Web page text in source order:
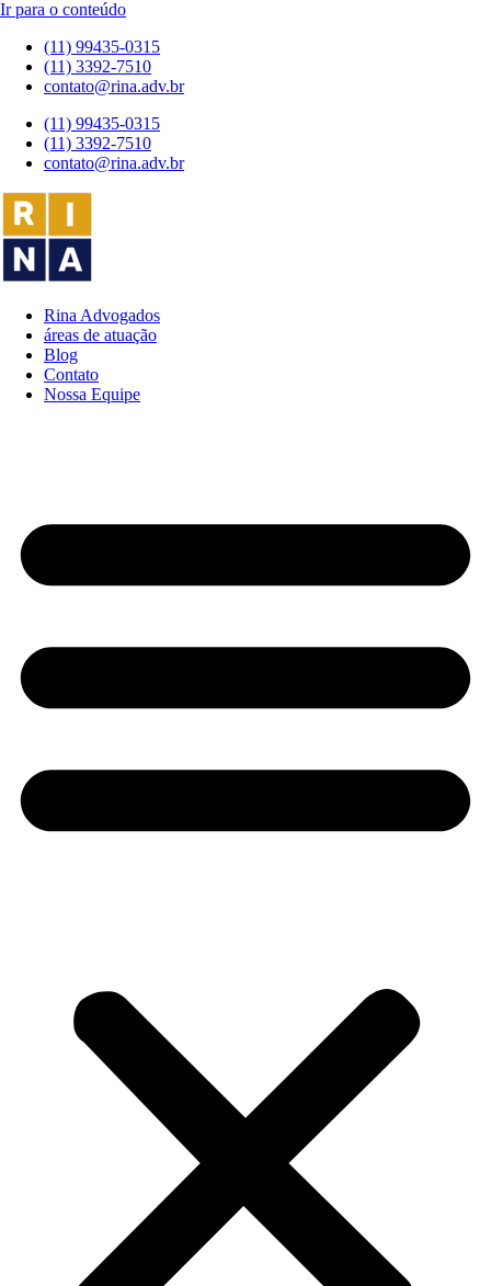
Ir para o conteúdo
(11) 99435-0315
(11) 3392-7510
contato@rina.adv.br
(11) 99435-0315
(11) 3392-7510
contato@rina.adv.br
Rina Advogados
áreas de atuação
Blog
Contato
Nossa Equipe